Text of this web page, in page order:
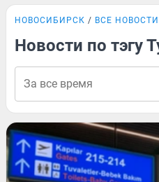
НОВОСИБИРСК ВСЕ НОВОСТИ
Новости по тэгу